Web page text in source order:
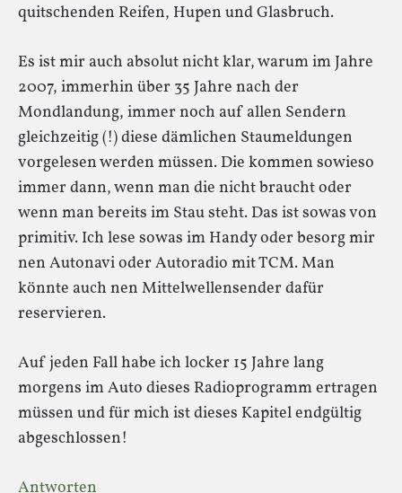
quitschenden Reifen, Hupen und Glasbruch.
Es ist mir auch absolut nicht klar, warum im Jahre
2007, immerhin über 35 Jahre nach der
Mondlandung, immer noch auf allen Sendern
gleichzeitig (!) diese dämlichen Staumeldungen
vorgelesen werden müssen. Die kommen sowieso
immer dann, wenn man die nicht braucht oder
wenn man bereits im Stau steht. Das ist sowas von
primitiv. Ich lese sowas im Handy oder besorg mir
nen Autonavi oder Autoradio mit TCM. Man
könnte auch nen Mittelwellensender dafür
reservieren.
Auf jeden Fall habe ich locker 15 Jahre lang
morgens im Auto dieses Radioprogramm ertragen
müssen und für mich ist dieses Kapitel endgültig
abgeschlossen!
Antworten